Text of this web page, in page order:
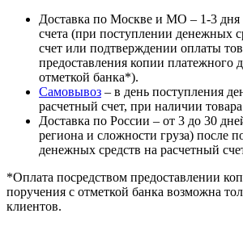
Доставка по Москве и МО – 1-3 дня
счета (при поступлении денежных
счет или подтверждении оплаты
предоставления копии платежного
отметкой банка*).
Самовывоз – в день поступления
расчетный счет, при наличии
Доставка по России – от 3 до 30
региона и сложности груза) после
денежных средств на расчетный
*Оплата посредством предоставлении
поручения с отметкой банка возможна
клиентов.